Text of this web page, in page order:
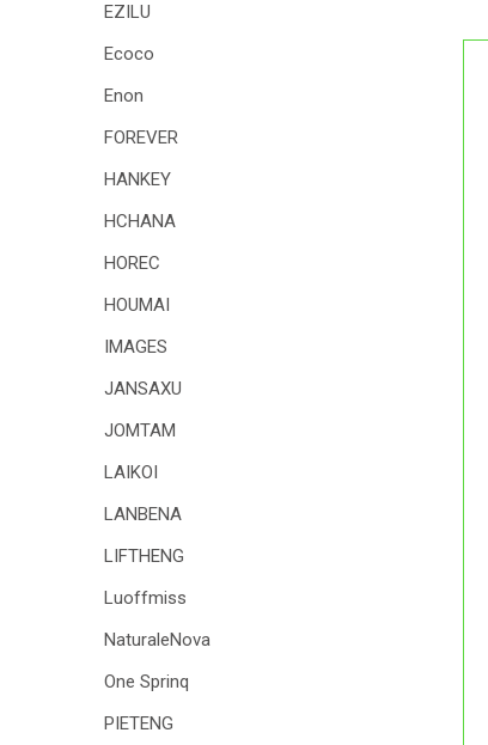
EZILU
Ecoco
Enon
FOREVER
HANKEY
HCHANA
HOREC
HOUMAI
IMAGES
JANSAXU
JOMTAM
LAIKOI
LANBENA
LIFTHENG
Luoffmiss
NaturaleNova
One Sprinq
PIETENG